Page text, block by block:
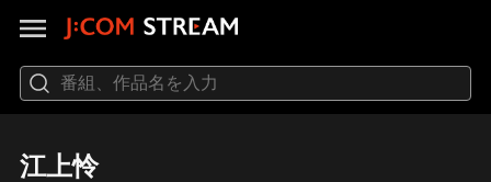
江上怜